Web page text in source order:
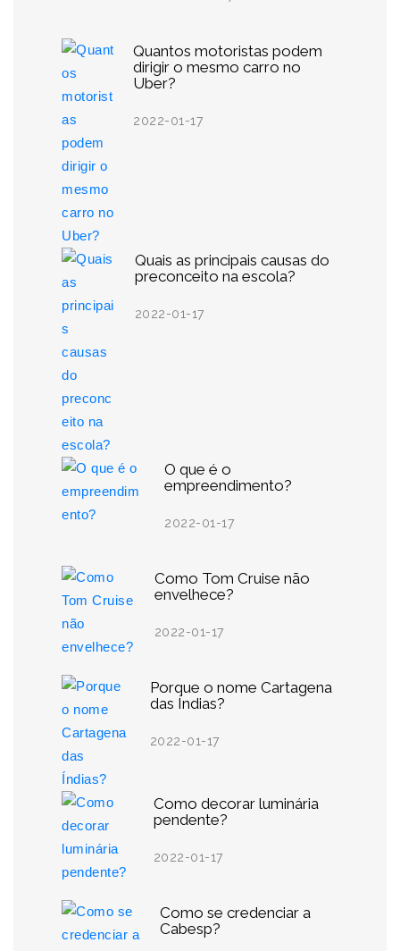
Quantos motoristas podem
dirigir o mesmo carro no
Uber?
2022-01-17
Quais as principais causas do
preconceito na escola?
2022-01-17
O que é o
empreendimento?
2022-01-17
Como Tom Cruise não
envelhece?
2022-01-17
Porque o nome Cartagena
das Índias?
2022-01-17
Como decorar luminária
pendente?
2022-01-17
Como se credenciar a
Cabesp?